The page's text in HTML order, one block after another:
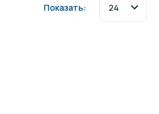
Павильоны для бассейна
Показать: